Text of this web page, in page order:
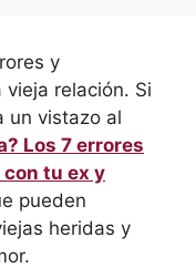
y
relación. Si
un vistazo al
Los 7 errores
tu ex y
pueden
heridas y